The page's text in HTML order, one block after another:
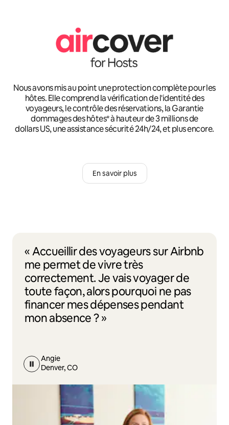
Nous avons mis au point une protection complète pour les
hôtes. Elle comprend la vérification de l'identité des
voyageurs, le contrôle des réservations, la Garantie
dommages des hôtes* à hauteur de 3 millions de
dollars US, une assistance sécurité 24h/24, et plus encore.
En savoir plus
« Accueillir des voyageurs sur Airbnb
me permet de vivre très
correctement. Je vais voyager de
toute façon, alors pourquoi ne pas
financer mes dépenses pendant
mon absence ? »
Angie
Denver, CO